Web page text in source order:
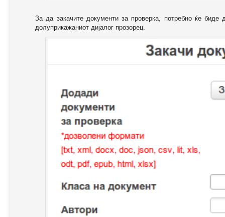
За да закачите документи за проверка, потребно ќе биде
долуприкажаниот дијалог прозорец.